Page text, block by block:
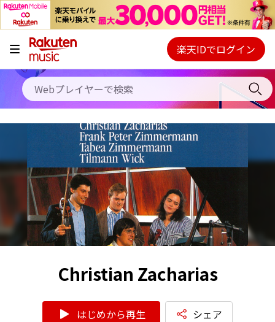
キャンペーン
料金プラン
使い方
初回30日間無料お試し
Webプレイヤー
ご契約内容の確認・変更
楽天IDでログイン
Christian Zacharias
はじめから再生 シェア